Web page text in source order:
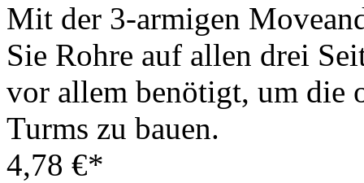
Mit der 3-armigen
Sie Rohre auf allen drei
vor allem benötigt, um die
Turms zu bauen.
4,78 €*